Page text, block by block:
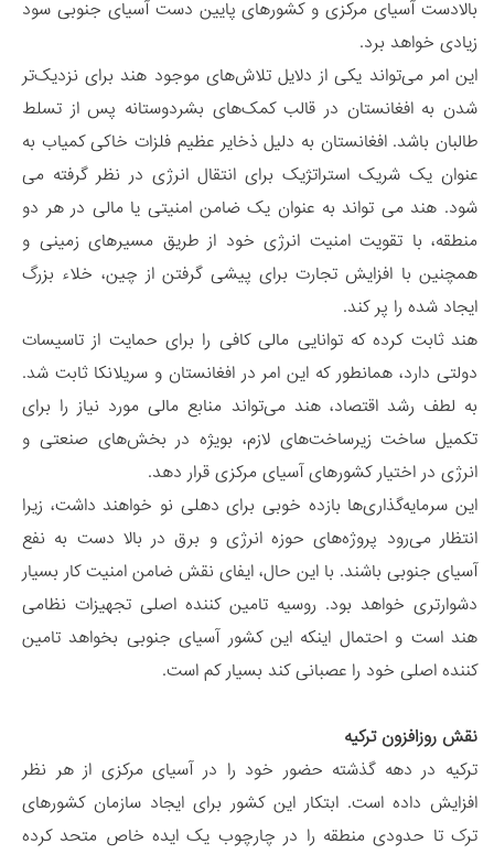
بالادست آسیای مرکزی و کشورهای پایین دست آسیای جنوبی سود
زیادی خواهد برد.
این امر می‌تواند یکی از دلایل تلاش‌های موجود هند برای نزدیک‌تر
شدن به افغانستان در قالب کمک‌های بشردوستانه پس از تسلط
طالبان باشد. افغانستان به دلیل ذخایر عظیم فلزات خاکی کمیاب به
عنوان یک شریک استراتژیک برای انتقال انرژی در نظر گرفته می
شود. هند می تواند به عنوان یک ضامن امنیتی یا مالی در هر دو
منطقه، با تقویت امنیت انرژی خود از طریق مسیرهای زمینی و
همچنین با افزایش تجارت برای پیشی گرفتن از چین، خلاء بزرگ
ایجاد شده را پر کند.
هند ثابت کرده که توانایی مالی کافی را برای حمایت از تاسیسات
دولتی دارد، همانطور که این امر در افغانستان و سریلانکا ثابت شد.
به لطف رشد اقتصاد، هند می‌تواند منابع مالی مورد نیاز را برای
تکمیل ساخت زیرساخت‌های لازم، بویژه در بخش‌های صنعتی و
انرژی در اختیار کشورهای آسیای مرکزی قرار دهد.
این سرمایه‌گذاری‌ها بازده خوبی برای دهلی نو خواهند داشت، زیرا
انتظار می‌رود پروژه‌های حوزه انرژی و برق در بالا دست به نفع
آسیای جنوبی باشند. با این حال، ایفای نقش ضامن امنیت کار بسیار
دشوارتری خواهد بود. روسیه تامین کننده اصلی تجهیزات نظامی
هند است و احتمال اینکه این کشور آسیای جنوبی بخواهد تامین
کننده اصلی خود را عصبانی کند بسیار کم است.
نقش روزافزون ترکیه
ترکیه در دهه گذشته حضور خود را در آسیای مرکزی از هر نظر
افزایش داده است. ابتکار این کشور برای ایجاد سازمان کشورهای
ترک تا حدودی منطقه را در چارچوب یک ایده خاص متحد کرده